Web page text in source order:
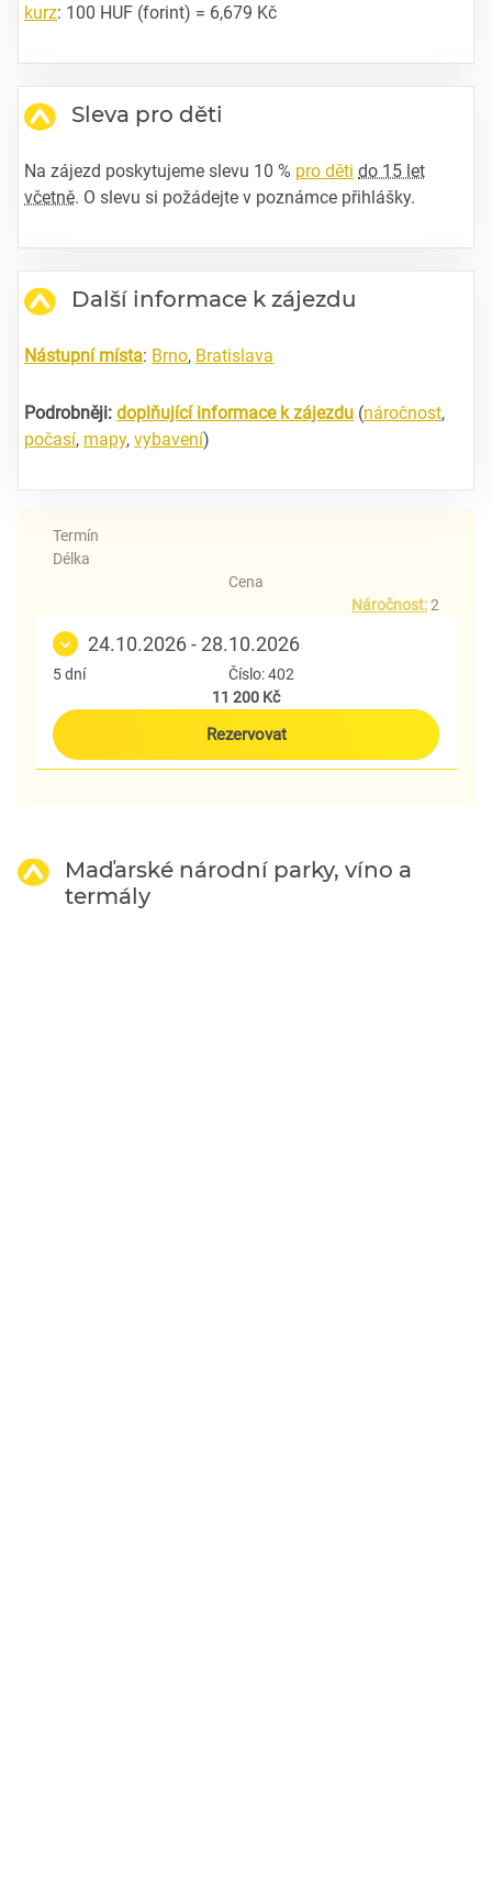
kurz: 100 HUF (forint) = 6,679 Kč
Sleva pro děti
Na zájezd poskytujeme slevu 10 % pro děti do 15 let
včetně. O slevu si požádejte v poznámce přihlášky.
Další informace k zájezdu
Nástupní místa: Brno, Bratislava
Podrobněji: doplňující informace k zájezdu (náročnost,
počasí, mapy, vybavení)
Termín
Délka
Cena
Náročnost:2
24.10.2026 - 28.10.2026
5 dní
Číslo: 402
11 200 Kč
Rezervovat
Maďarské národní parky, víno a
termály